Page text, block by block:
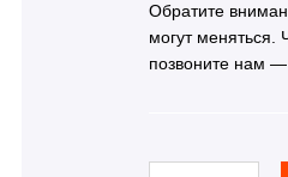
Обратите
могут меняться.
позвоните нам